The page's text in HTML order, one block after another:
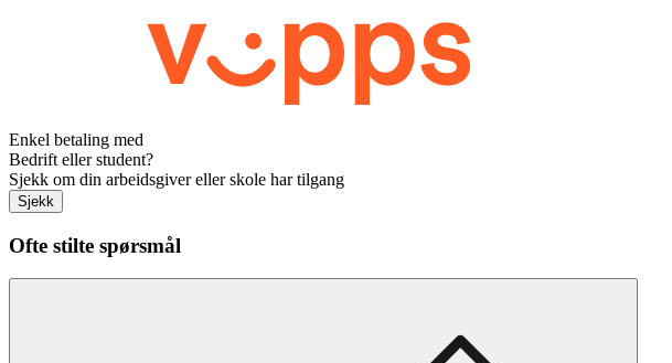
Enkel betaling med
Bedrift eller student?
Sjekk om din arbeidsgiver eller skole har tilgang
Sjekk
Ofte stilte spørsmål